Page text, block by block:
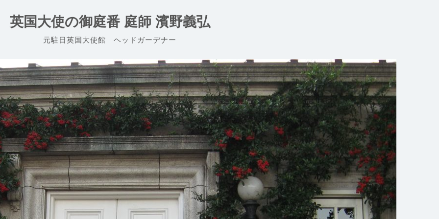
英国大使の御庭番 庭師 濱野義弘
元駐日英国大使館 ヘッドガーデナー